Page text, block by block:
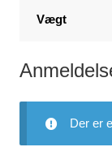
Vægt
Der er